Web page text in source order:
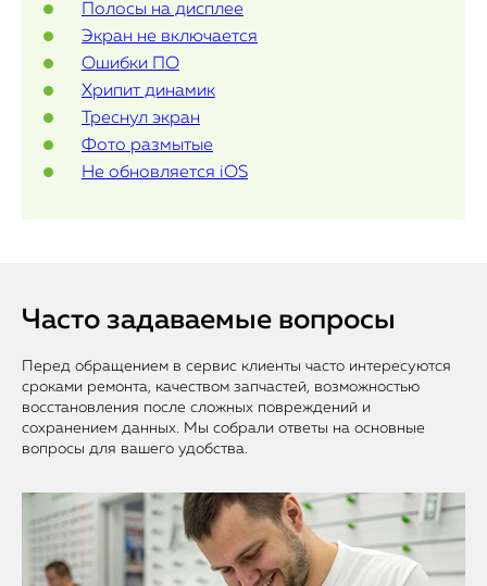
Статьи
Полосы на дисплее
Экран не включается
Ошибки ПО
Хрипит динамик
Треснул экран
Фото размытые
Не обновляется iOS
Часто задаваемые вопросы
Перед обращением в сервис клиенты часто интересуются
сроками ремонта, качеством запчастей, возможностью
восстановления после сложных повреждений и
сохранением данных. Мы собрали ответы на основные
вопросы для вашего удобства.